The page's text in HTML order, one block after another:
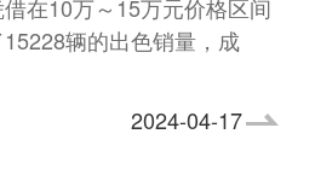
在10万～15万元价格区间
辆的出色销量，成
2024-04-17